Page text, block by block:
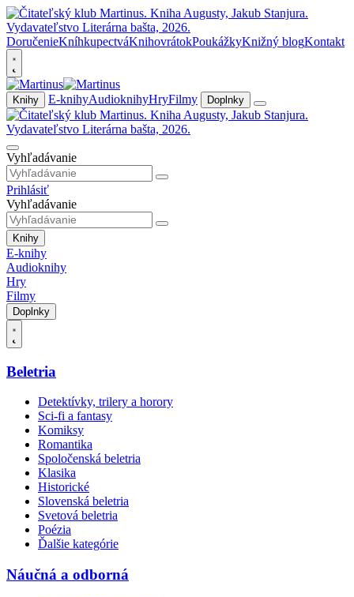
DoručenieKníhkupectváKnihovrátokPoukážkyKnižný blogKontakt
Knihy E-knihyAudioknihyHryFilmy Doplnky
Vyhľadávanie
Prihlásiť
Vyhľadávanie
Knihy
E-knihy
Audioknihy
Hry
Filmy
Doplnky
Beletria
Detektívky, trilery a horory
Sci-fi a fantasy
Komiksy
Romantika
Spoločenská beletria
Klasika
Historické
Slovenská beletria
Svetová beletria
Poézia
Ďalšie kategórie
Náučná a odborná